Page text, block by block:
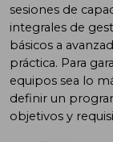
sesiones de
integrales de
básicos a
práctica. Para
equipos sea lo
definir un
objetivos y